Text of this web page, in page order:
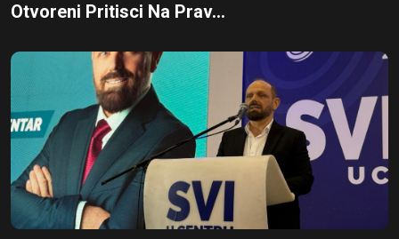
Otvoreni Pritisci Na Prav...